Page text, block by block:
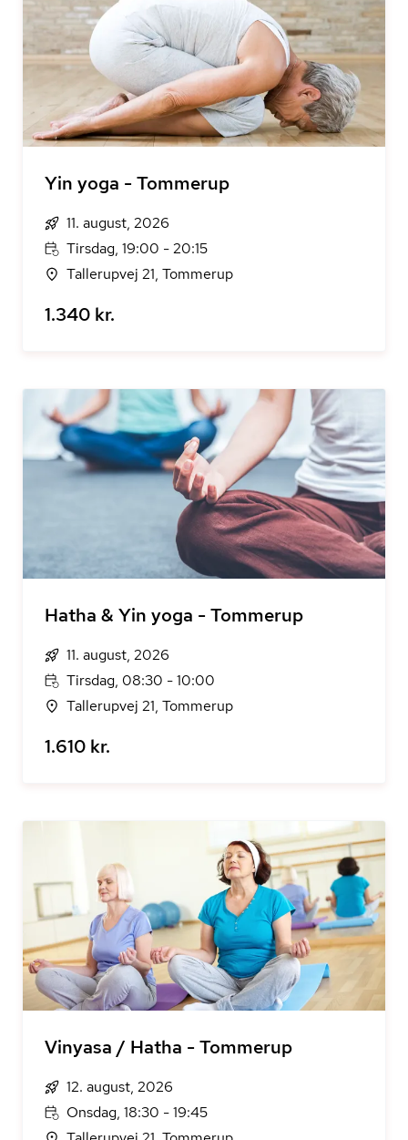
Yin yoga - Tommerup
11. august, 2026
Tirsdag, 19:00 - 20:15
Tallerupvej 21, Tommerup
1.340 kr.
Hatha & Yin yoga - Tommerup
11. august, 2026
Tirsdag, 08:30 - 10:00
Tallerupvej 21, Tommerup
1.610 kr.
Vinyasa / Hatha - Tommerup
12. august, 2026
Onsdag, 18:30 - 19:45